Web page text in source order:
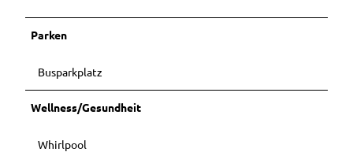
Parken
Busparkplatz
Wellness/Gesundheit
Whirlpool